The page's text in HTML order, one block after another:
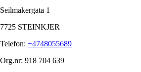
Seilmakergata 1
7725 STEINKJER
Telefon: +4748055689
Org.nr: 918 704 639